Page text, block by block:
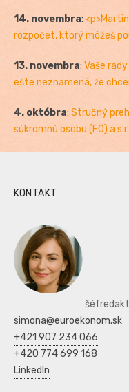
14. novembra:
rozpočet, ktorý môžeš
13. novembra: Vaše
ešte neznamená, že
4. októbra: Stručný
súkromnú osobu (FO) a
KONTAKT
simona@euroekonom.sk
+421 907 234 066
+420 774 699 168
LinkedIn